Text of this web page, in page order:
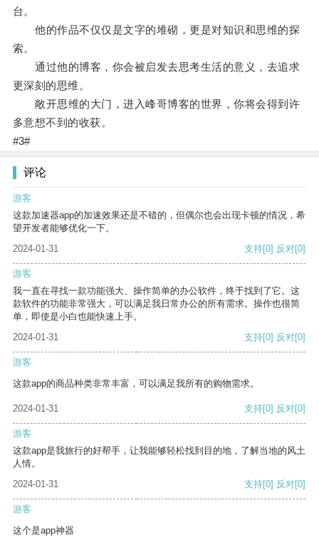
台。
他的作品不仅仅是文字的堆砌，更是对知识和思维的探
索。
通过他的博客，你会被启发去思考生活的意义，去追求
更深刻的思维。
敞开思维的大门，进入峰哥博客的世界，你将会得到许
多意想不到的收获。
#3#
评论
游客
这款加速器app的加速效果还是不错的，但偶尔也会出现卡顿的情况，希
望开发者能够优化一下。
2024-01-31
支持[0] 反对[0]
游客
我一直在寻找一款功能强大、操作简单的办公软件，终于找到了它。这
款软件的功能非常强大，可以满足我日常办公的所有需求。操作也很简
单，即使是小白也能快速上手。
2024-01-31
支持[0] 反对[0]
游客
这款app的商品种类非常丰富，可以满足我所有的购物需求。
2024-01-31 支持[0] 反对[0]
游客
这款app是我旅行的好帮手，让我能够轻松找到目的地，了解当地的风土
人情。
2024-01-31
支持[0] 反对[0]
游客
这个是app神器